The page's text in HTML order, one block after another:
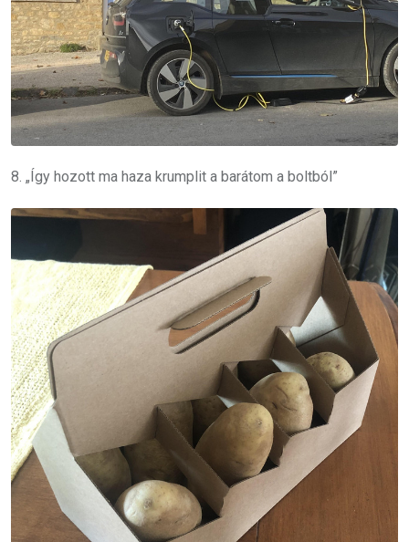
8. „Így hozott ma haza krumplit a barátom a boltból”